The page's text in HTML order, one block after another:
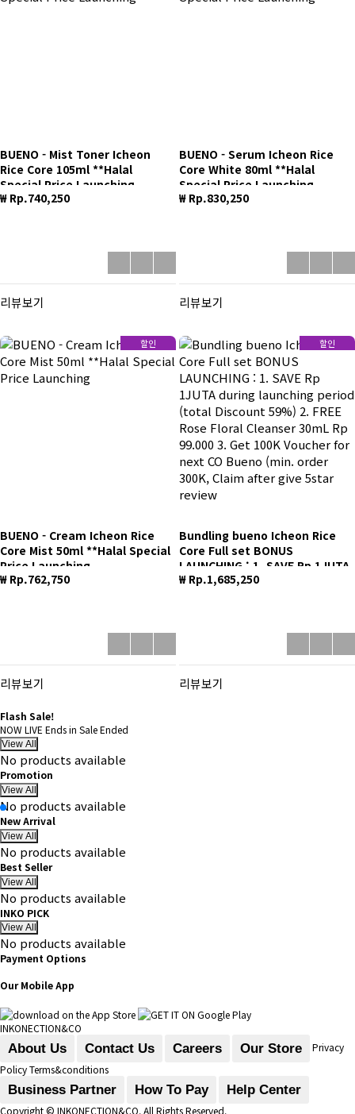
BUENO - Mist Toner Icheon
Rice Core 105ml **Halal
Special Price Launching
₩ Rp.740,250
리뷰보기
BUENO - Serum Icheon Rice
Core White 80ml **Halal
Special Price Launching
₩ Rp.830,250
리뷰보기
할인
BUENO - Cream Icheon Rice
Core Mist 50ml **Halal Special
Price Launching
₩ Rp.762,750
리뷰보기
할인
Bundling bueno Icheon Rice
Core Full set BONUS
LAUNCHING : 1. SAVE Rp 1JUTA
during launching period (total
Claim after give 5star review
₩ Rp.1,685,250
리뷰보기
Flash Sale!
NOW LIVE Ends in Sale Ended
View All
No products available
Promotion
View All
No products available
New Arrival
View All
No products available
Best Seller
View All
No products available
INKO PICK
View All
No products available
Payment Options
Our Mobile App
INKONECTION&CO
About Us Contact Us Careers Our Store
Privacy
PolicyTerms&conditions
Business Partner How To Pay Help Center
Copyright© INKONECTION&CO. All Rights Reserved.